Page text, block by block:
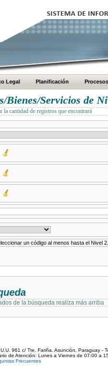
Legal Planificación Procesos
Bienes/Servicios de
la cantidad de registros que encontrará
un código al menos hasta el Nivel 2.
de la búsqueda realiza más arriba
961 c/ Tte. Fariña. Asunción, Paraguay -
de Atención: Lunes a Viernes de 07:00 a
Frecuentes